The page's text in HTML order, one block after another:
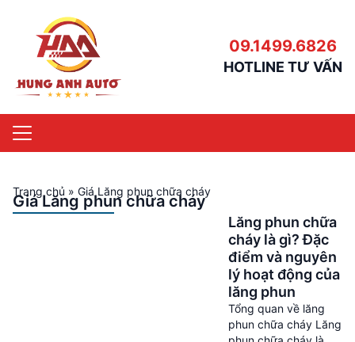
09.1499.6826
HOTLINE TƯ VẤN
Trang chủ » Giá Lăng phun chữa cháy
Giá Lăng phun chữa cháy
Lăng phun chữa
cháy là gì? Đặc
điểm và nguyên
lý hoạt động của
lăng phun
Tổng quan về lăng
phun chữa cháy Lăng